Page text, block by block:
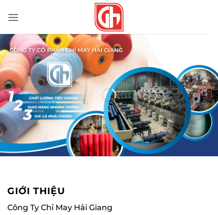
qua
dung
GIỚI THIỆU
Công Ty Chỉ May Hải Giang